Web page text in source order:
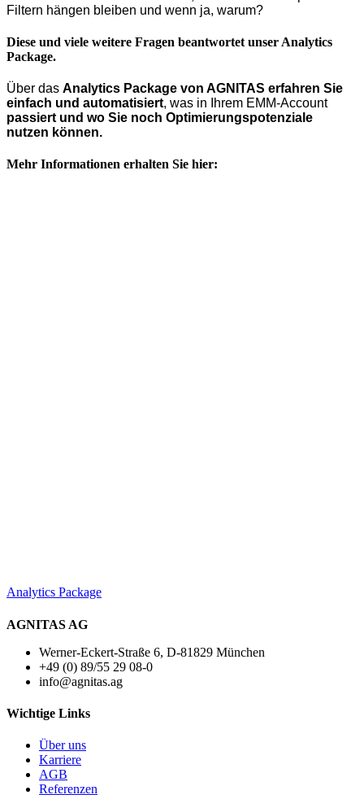
Filtern hängen bleiben und wenn ja, warum?
Diese und viele weitere Fragen beantwortet unser Analytics
Package.
Über das Analytics Package von AGNITAS erfahren Sie
einfach und automatisiert, was in Ihrem EMM-Account
passiert und wo Sie noch Optimierungspotenziale
nutzen können.
Mehr Informationen erhalten Sie hier:
Analytics Package
AGNITAS AG
Werner-Eckert-Straße 6, D-81829 München
+49 (0) 89/55 29 08-0
info@agnitas.ag
Wichtige Links
Über uns
Karriere
AGB
Referenzen